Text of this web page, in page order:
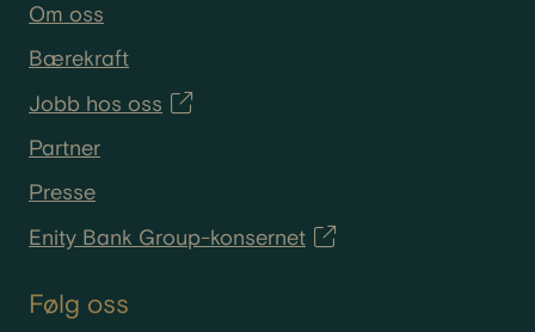
Om oss
Bærekraft
Jobb hos oss
Partner
Presse
Enity Bank Group-konsernet
Følg oss